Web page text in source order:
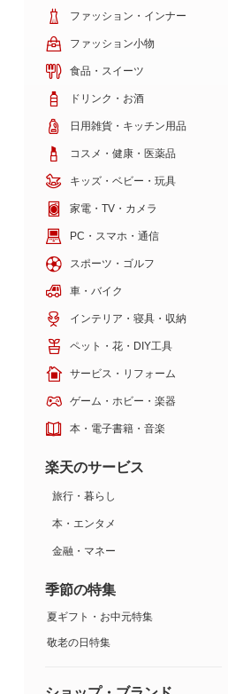
ファッション・インナー
ファッション小物
食品・スイーツ
ドリンク・お酒
日用雑貨・キッチン用品
コスメ・健康・医薬品
キッズ・ベビー・玩具
家電・TV・カメラ
PC・スマホ・通信
スポーツ・ゴルフ
車・バイク
インテリア・寝具・収納
ペット・花・DIY工具
サービス・リフォーム
ゲーム・ホビー・楽器
本・電子書籍・音楽
楽天のサービス
旅行・暮らし
本・エンタメ
金融・マネー
季節の特集
夏ギフト・お中元特集
敬老の日特集